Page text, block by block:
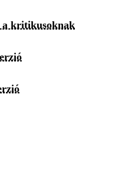
a kritikusoknak